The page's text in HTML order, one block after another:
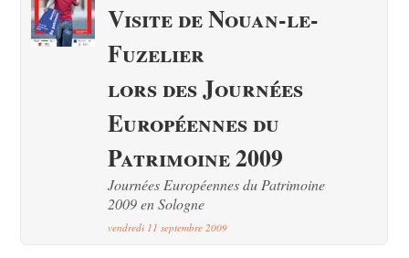
Visite de Nouan-le-
Fuzelier
lors des Journées
Européennes du
Patrimoine 2009
Journées Européennes du Patrimoine
2009 en Sologne
vendredi 11 septembre 2009